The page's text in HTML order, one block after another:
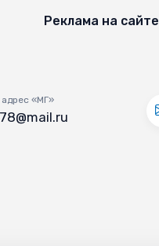
Реклама на сайте
«МГ»